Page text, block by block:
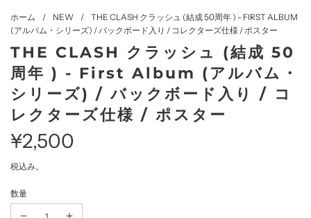
ホーム / NEW /
THE CLASH クラッシュ (結成 50周年 ) - FIRST ALBUM
(アルバム・シリーズ) / バックボード入り / コレクターズ仕様 / ポスター
THE CLASH クラッシュ (結成 50
周年 ) - First Album (アルバム・
シリーズ) / バックボード入り / コ
レクターズ仕様 / ポスター
セ
ー
通
常
¥2,500
税込み。
数量